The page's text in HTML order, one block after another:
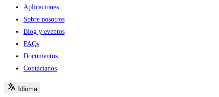
Aplicaciones
Sobre nosotros
Blog y eventos
FAQs
Documentos
Contáctanos
Idioma